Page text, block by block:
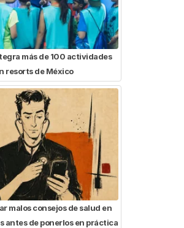
más de 100 actividades
resorts de México
malos consejos de salud en
antes de ponerlos en práctica